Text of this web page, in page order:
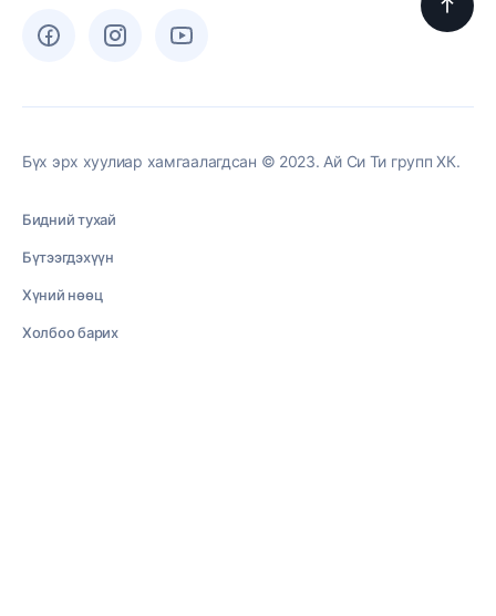
Бүх эрх хуулиар хамгаалагдсан © 2023. Ай Си Ти групп ХК.
Бидний тухай
Бүтээгдэхүүн
Хүний нөөц
Холбоо барих